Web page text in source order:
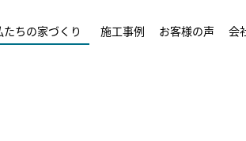
たちの家づくり 施工事例 お客様の声 会